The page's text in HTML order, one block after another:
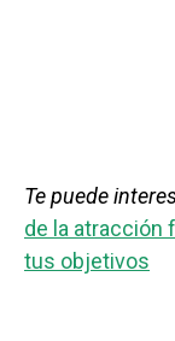
Te puede
de la atracción
tus objetivos